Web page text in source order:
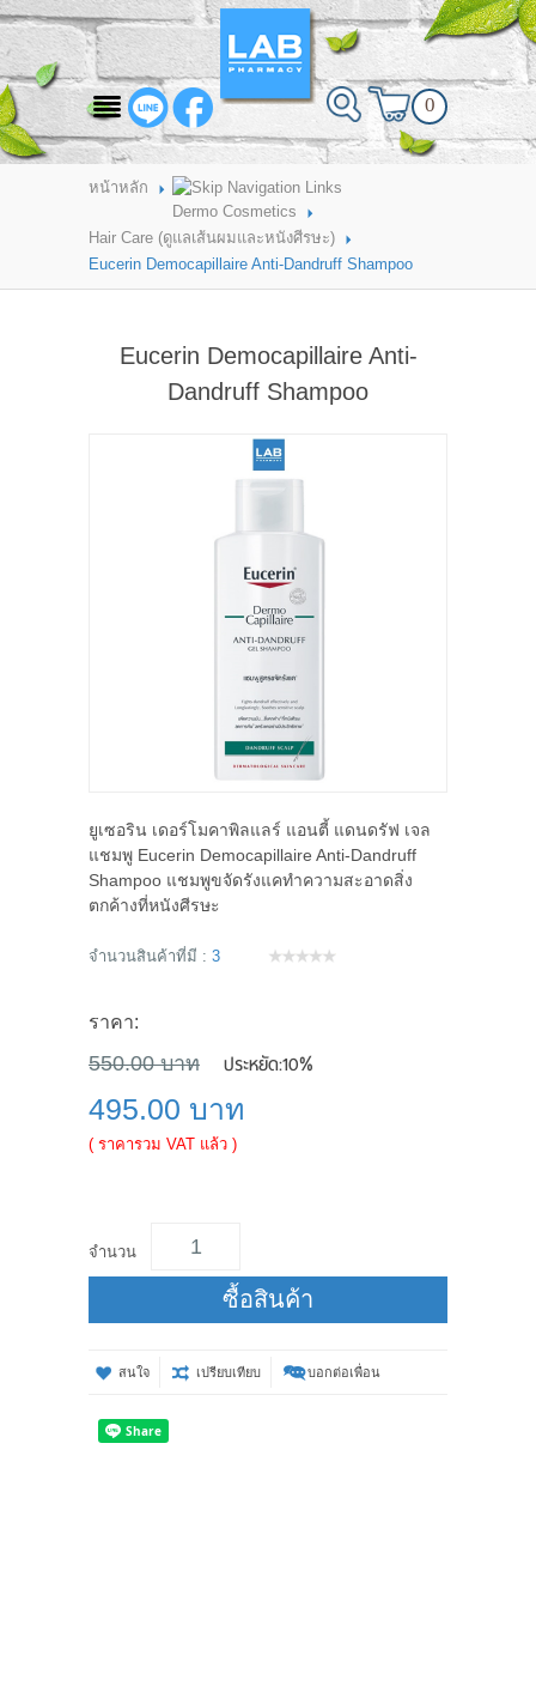
สินค้าที่สนใจ
HOME
ABOUT LAB PHARMACY
PRODUCT
BRANDS
HOW TO ORDER
0
หน้าหลัก
Dermo Cosmetics
Hair Care (ดูแลเส้นผมและหนังศีรษะ)
Eucerin Democapillaire Anti-Dandruff Shampoo
Eucerin Democapillaire Anti-
Dandruff Shampoo
ยูเซอริน เดอร์โมคาพิลแลร์ แอนตี้ แดนดรัฟ เจล
แชมพู Eucerin Democapillaire Anti-Dandruff
Shampoo แชมพูขจัดรังแคทำความสะอาดสิ่ง
ตกค้างที่หนังศีรษะ
จำนวนสินค้าที่มี : 3
ราคา:
550.00 บาท ประหยัด:10%
495.00 บาท
( ราคารวม VAT แล้ว )
จำนวน
ซื้อสินค้า
สนใจ เปรียบเทียบ บอกต่อเพื่อน